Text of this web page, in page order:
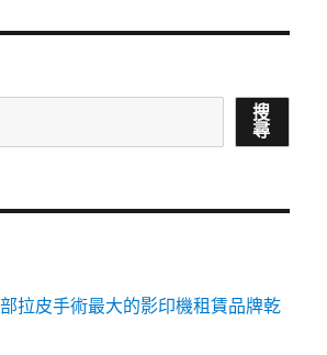
搜
尋
拉皮手術最大的影印機租賃品牌乾